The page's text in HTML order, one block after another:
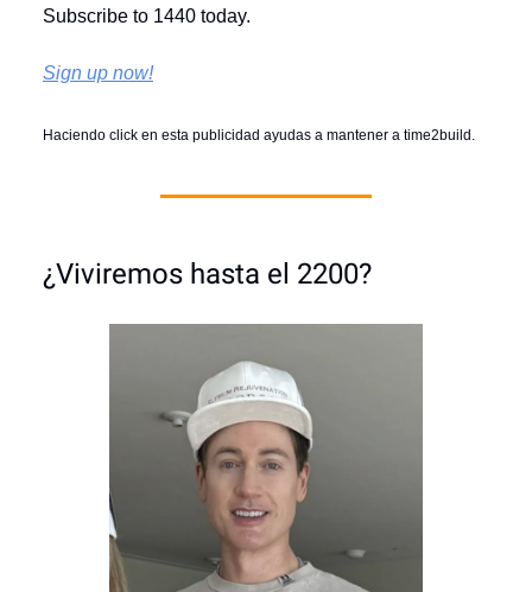
Subscribe to 1440 today.
Sign up now!
Haciendo click en esta publicidad ayudas a mantener a time2build.
¿Viviremos hasta el 2200?